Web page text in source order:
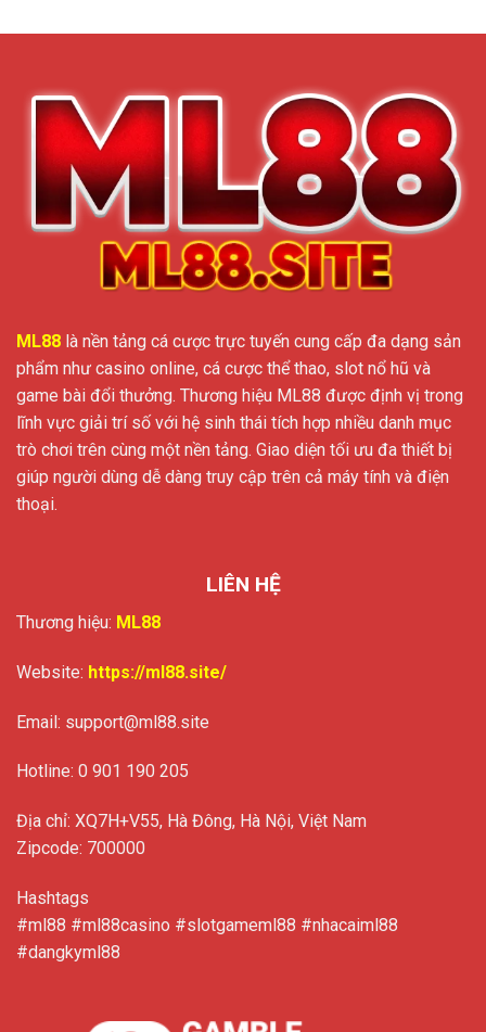
ML88 là nền tảng cá cược trực tuyến cung cấp đa dạng sản
phẩm như casino online, cá cược thể thao, slot nổ hũ và
game bài đổi thưởng. Thương hiệu ML88 được định vị trong
lĩnh vực giải trí số với hệ sinh thái tích hợp nhiều danh mục
trò chơi trên cùng một nền tảng. Giao diện tối ưu đa thiết bị
giúp người dùng dễ dàng truy cập trên cả máy tính và điện
thoại.
LIÊN HỆ
Thương hiệu: ML88
Website: https://ml88.site/
Email: support@ml88.site
Hotline: 0 901 190 205
Địa chỉ: XQ7H+V55, Hà Đông, Hà Nội, Việt Nam
Zipcode: 700000
Hashtags
#ml88 #ml88casino #slotgameml88 #nhacaiml88
#dangkyml88